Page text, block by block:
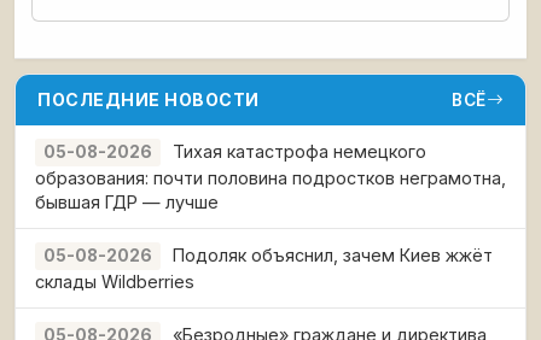
ПОСЛЕДНИЕ НОВОСТИ
ВСЁ
05-08-2026
Тихая катастрофа немецкого
образования: почти половина подростков неграмотна,
бывшая ГДР — лучше
05-08-2026
Подоляк объяснил, зачем Киев жжёт
склады Wildberries
05-08-2026
«Безродные» граждане и директива